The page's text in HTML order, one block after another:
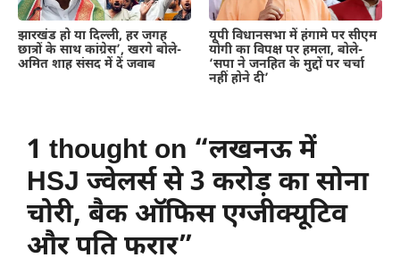
झारखंड हो या दिल्ली, हर जगह
छात्रों के साथ कांग्रेस’, खरगे बोले-
अमित शाह संसद में दें जवाब
यूपी विधानसभा में हंगामे पर सीएम
योगी का विपक्ष पर हमला, बोले-
‘सपा ने जनहित के मुद्दों पर चर्चा
नहीं होने दी’
1 thought on “लखनऊ में
HSJ ज्वेलर्स से 3 करोड़ का सोना
चोरी, बैक ऑफिस एग्जीक्यूटिव
और पति फरार”